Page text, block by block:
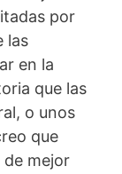
por
las
en la
que las
o unos
que
de mejor